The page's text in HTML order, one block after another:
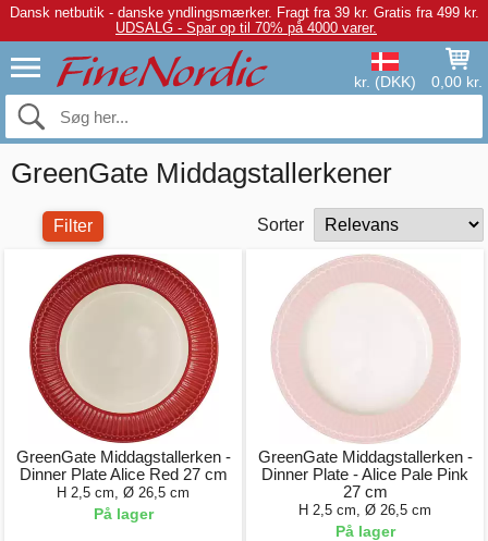
Dansk netbutik - danske yndlingsmærker. Fragt fra 39 kr. Gratis fra 499 kr.
UDSALG - Spar op til 70% på 4000 varer.
kr. (DKK) 0,00 kr.
GreenGate Middagstallerkener
Filter Sorter
GreenGate Middagstallerken -
Dinner Plate Alice Red 27 cm
H 2,5 cm, Ø 26,5 cm
På lager
GreenGate Middagstallerken -
Dinner Plate - Alice Pale Pink
27 cm
H 2,5 cm, Ø 26,5 cm
På lager